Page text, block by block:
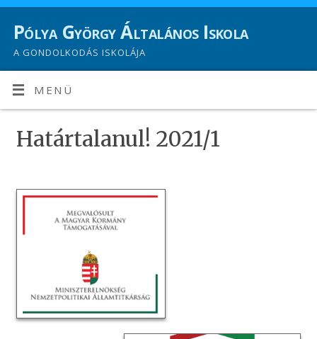
Pólya György Általános Iskola
A GONDOLKODÁS ISKOLÁJA
MENÜ
Határtalanul! 2021/1